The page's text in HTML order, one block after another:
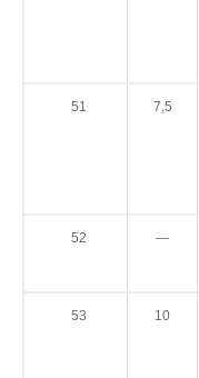
51 7,5
52 —
53 10